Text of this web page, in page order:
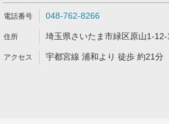
048-762-8266
埼玉県さいたま市緑区原山1-12-
宇都宮線 浦和より 徒歩 約21分